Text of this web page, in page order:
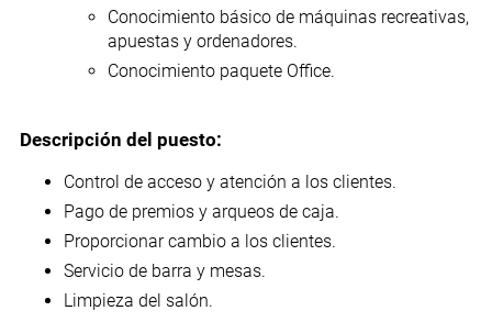
Conocimiento básico de máquinas recreativas,
apuestas y ordenadores.
Conocimiento paquete Office.
Descripción del puesto:
Control de acceso y atención a los clientes.
Pago de premios y arqueos de caja.
Proporcionar cambio a los clientes.
Servicio de barra y mesas.
Limpieza del salón.